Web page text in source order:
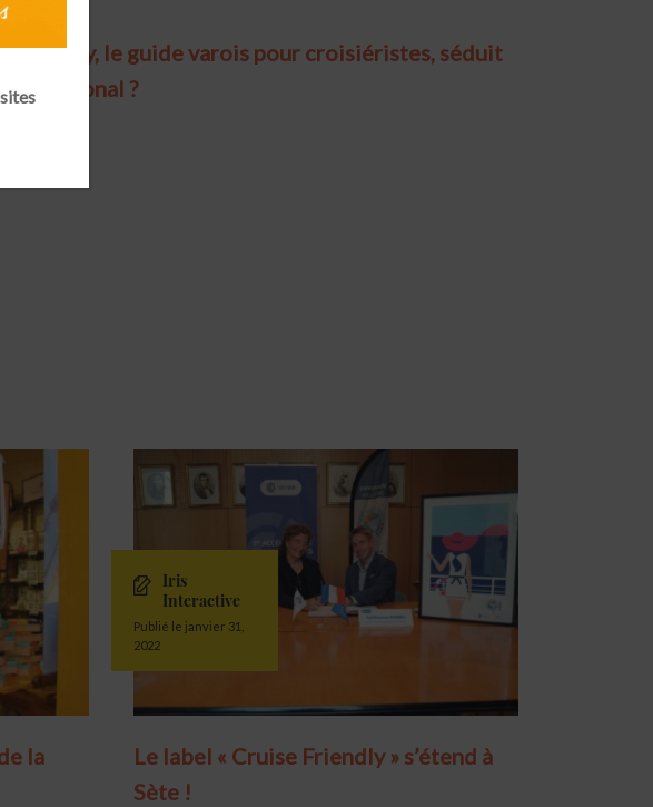
Friendly, le guide varois pour croisiéristes, séduit
?
la
Iris
Interactive
Publié le janvier 31,
2022
Le label « Cruise Friendly » s’étend à
Sète !